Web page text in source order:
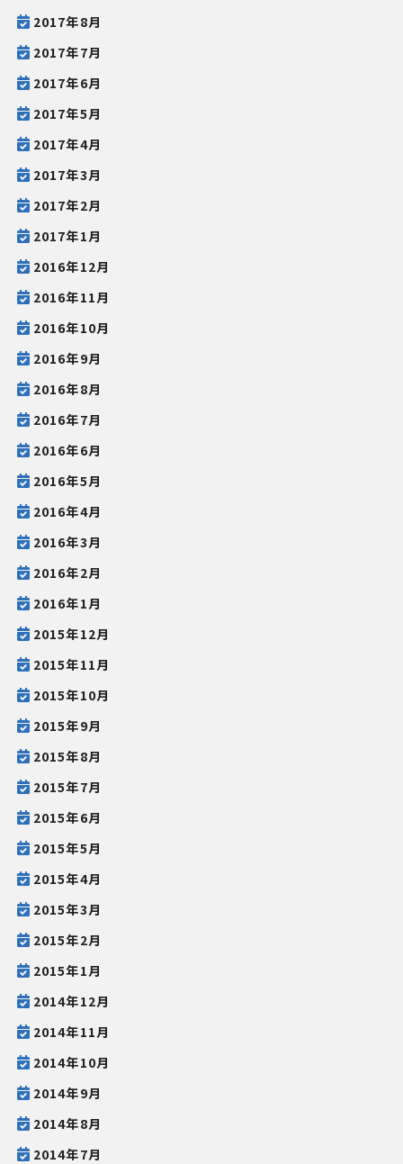
2017年8月
2017年7月
2017年6月
2017年5月
2017年4月
2017年3月
2017年2月
2017年1月
2016年12月
2016年11月
2016年10月
2016年9月
2016年8月
2016年7月
2016年6月
2016年5月
2016年4月
2016年3月
2016年2月
2016年1月
2015年12月
2015年11月
2015年10月
2015年9月
2015年8月
2015年7月
2015年6月
2015年5月
2015年4月
2015年3月
2015年2月
2015年1月
2014年12月
2014年11月
2014年10月
2014年9月
2014年8月
2014年7月